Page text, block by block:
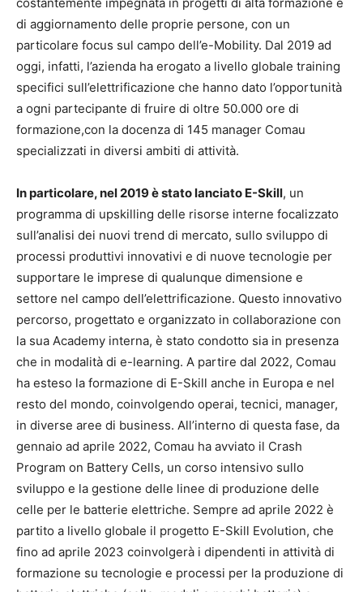
costantemente impegnata in progetti di alta formazione e
di aggiornamento delle proprie persone, con un
particolare focus sul campo dell’e-Mobility. Dal 2019 ad
oggi, infatti, l’azienda ha erogato a livello globale training
specifici sull’elettrificazione che hanno dato l’opportunità
a ogni partecipante di fruire di oltre 50.000 ore di
formazione,con la docenza di 145 manager Comau
specializzati in diversi ambiti di attività.
In particolare, nel 2019 è stato lanciato E-Skill, un
programma di upskilling delle risorse interne focalizzato
sull’analisi dei nuovi trend di mercato, sullo sviluppo di
processi produttivi innovativi e di nuove tecnologie per
supportare le imprese di qualunque dimensione e
settore nel campo dell’elettrificazione. Questo innovativo
percorso, progettato e organizzato in collaborazione con
la sua Academy interna, è stato condotto sia in presenza
che in modalità di e-learning. A partire dal 2022, Comau
ha esteso la formazione di E-Skill anche in Europa e nel
resto del mondo, coinvolgendo operai, tecnici, manager,
in diverse aree di business. All’interno di questa fase, da
gennaio ad aprile 2022, Comau ha avviato il Crash
Program on Battery Cells, un corso intensivo sullo
sviluppo e la gestione delle linee di produzione delle
celle per le batterie elettriche. Sempre ad aprile 2022 è
partito a livello globale il progetto E-Skill Evolution, che
fino ad aprile 2023 coinvolgerà i dipendenti in attività di
formazione su tecnologie e processi per la produzione di